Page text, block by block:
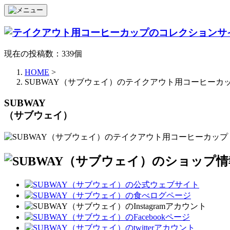
現在の投稿数：339個
HOME >
SUBWAY（サブウェイ）のテイクアウト用コーヒーカ
SUBWAY
（サブウェイ）